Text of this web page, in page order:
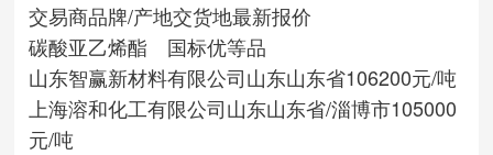
交易商品牌/产地交货地最新报价
碳酸亚乙烯酯 国标优等品
山东智赢新材料有限公司山东山东省106200元/吨
上海溶和化工有限公司山东山东省/淄博市105000
元/吨